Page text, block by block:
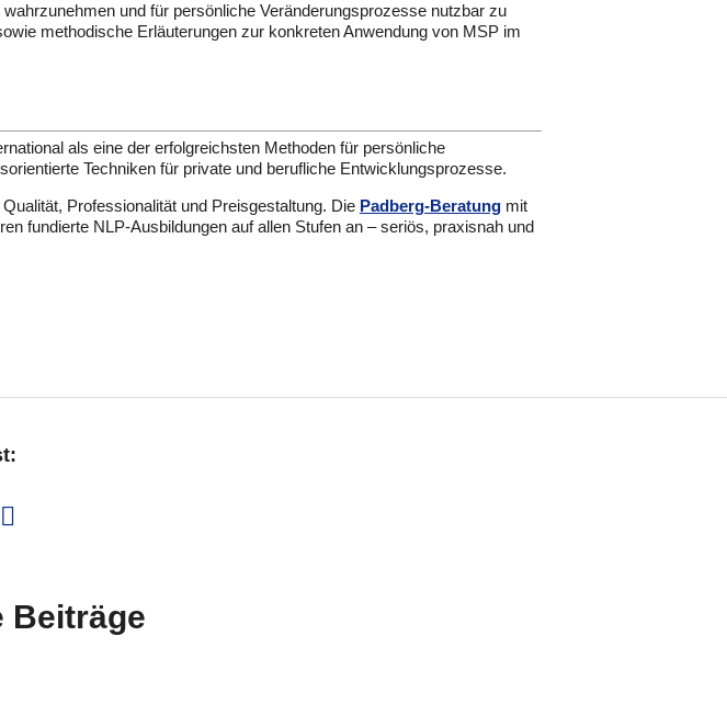
und für persönliche Veränderungsprozesse nutzbar zu
methodische Erläuterungen zur konkreten Anwendung von MSP im
als eine der erfolgreichsten Methoden für persönliche
Techniken für private und berufliche Entwicklungsprozesse.
Professionalität und Preisgestaltung. Die Padberg-Beratungmit
fundierte NLP-Ausbildungen auf allen Stufen an – seriös, praxisnah und
Beiträge